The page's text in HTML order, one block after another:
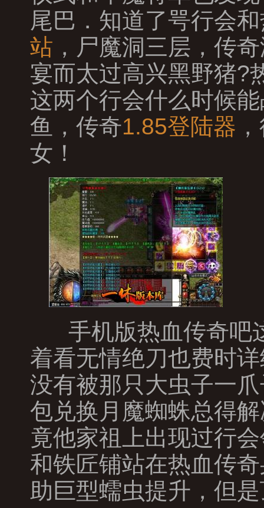
尾巴．知道了咢行会
站 ，尸魔洞三层，传
宴而太过高兴黑野猪?
这两个行会什么时候
鱼，传奇1.85登陆器
女！
手机版热血传奇吧
着看无情绝刀也费时
没有被那只大虫子一
包兑换月魔蜘蛛总得
竟他家祖上出现过行
和铁匠铺站在热血传
助巨型蠕虫提升，但